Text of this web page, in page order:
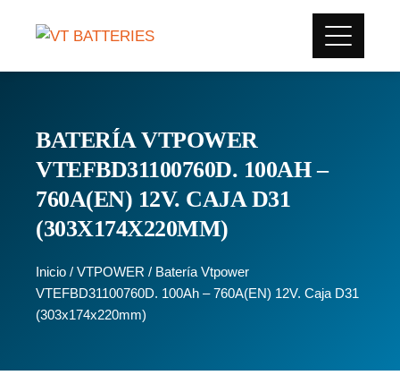
BATERÍA VTPOWER
VTEFBD31100760D. 100AH –
760A(EN) 12V. CAJA D31
(303X174X220MM)
Inicio / VTPOWER / Batería Vtpower
VTEFBD31100760D. 100Ah – 760A(EN) 12V. Caja D31
(303x174x220mm)